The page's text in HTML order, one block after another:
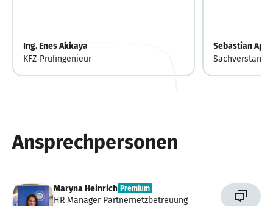
Ing. Enes Akkaya
KFZ-Prüfingenieur
Sebastian Apel
Ansprechpersonen
Maryna Heinrich Premium
HR Manager Partnernetzbetreuung